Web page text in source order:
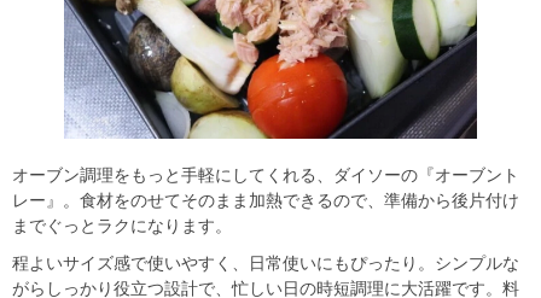
オーブン調理をもっと手軽にしてくれる、ダイソーの『オーブント
レー』。食材をのせてそのまま加熱できるので、準備から後片付け
までぐっとラクになります。
程よいサイズ感で使いやすく、日常使いにもぴったり。シンプルな
がらしっかり役立つ設計で、忙しい日の時短調理に大活躍です。料